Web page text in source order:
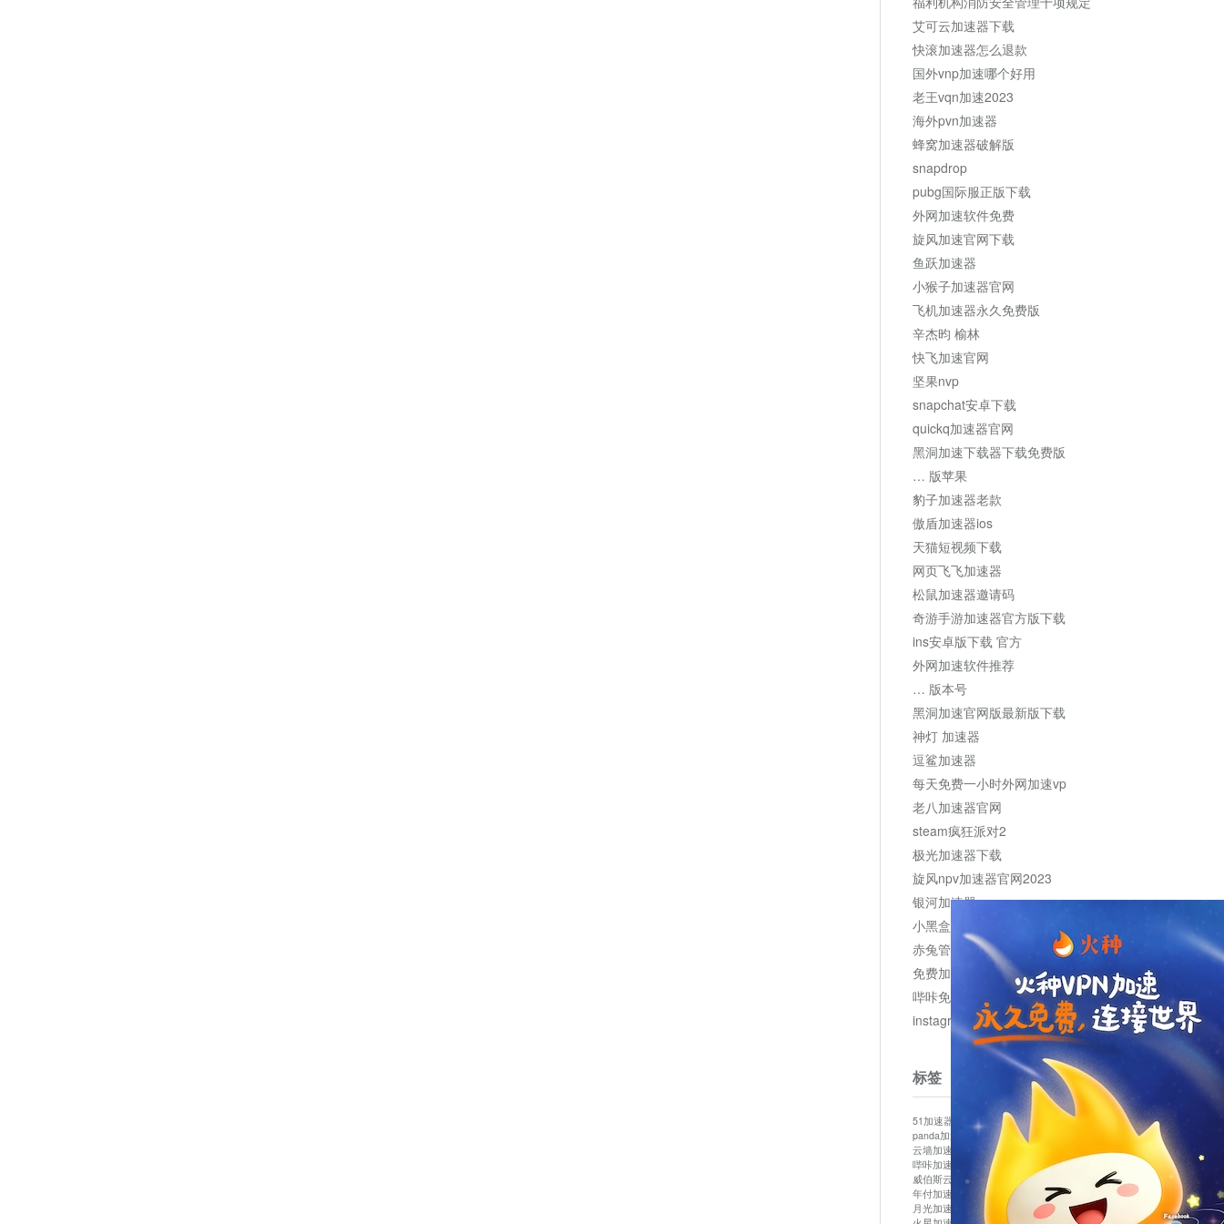
艾可云加速器下载
快滚加速器怎么退款
国外vnp加速哪个好用
老王vqn加速2023
海外pvn加速器
蜂窝加速器破解版
snapdrop
pubg国际服正版下载
外网加速软件免费
旋风加速官网下载
鱼跃加速器
小猴子加速器官网
飞机加速器永久免费版
辛杰昀 榆林
快飞加速官网
坚果nvp
snapchat安卓下载
quickq加速器官网
黑洞加速下载器下载免费版
… 版苹果
豹子加速器老款
傲盾加速器ios
天猫短视频下载
网页飞飞加速器
松鼠加速器邀请码
奇游手游加速器官方版下载
ins安卓版下载 官方
外网加速软件推荐
… 版本号
黑洞加速官网版最新版下载
神灯 加速器
逗鲨加速器
每天免费一小时外网加速vp
老八加速器官网
steam疯狂派对2
极光加速器下载
旋风npv加速器官网2023
银河加速器
小黑盒加速器加速
赤兔管理平台
免费加速器
哔咔免费加速服务器
instagram网页版登录入口
标签
51加速器 bitznet hidecat i7加速器
kuai500
panda加速器
snap加速器 vp加速器
中信加速器
云墙加速器
云速加速器
哔咔加速器
哔咔哔咔加速器 喵云 回锅肉加速器
威伯斯云
小明加速器 小蓝鸟加速器
布谷vp加速器
年付加速器
心阶云 快连 怎么上外网
易飞加速器
月光加速器
机场加速器 松果云 梯子加速器